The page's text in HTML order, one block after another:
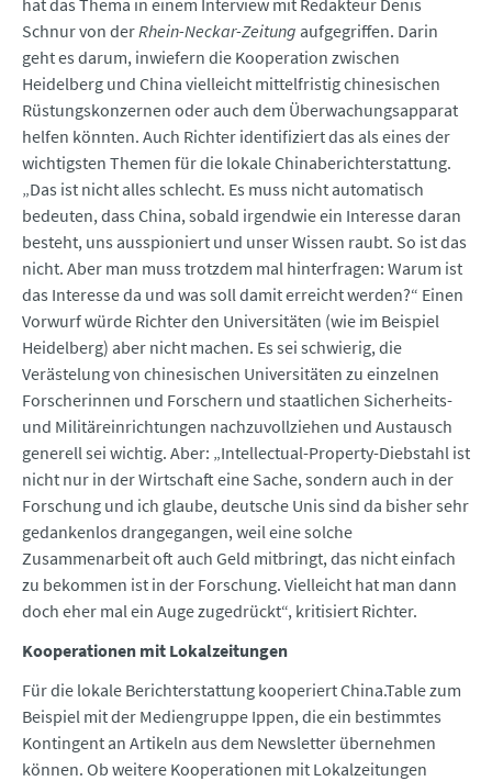
Schnur von derRhein-Neckar-Zeitung aufgegriffen. Darin
geht es darum, inwiefern die Kooperation zwischen
Heidelberg und China vielleicht mittelfristig chinesischen
Rüstungskonzernen oder auch dem Überwachungsapparat
helfen könnten. Auch Richter identifiziert das als eines der
wichtigsten Themen für die lokale Chinaberichterstattung.
„Das ist nicht alles schlecht. Es muss nicht automatisch
bedeuten, dass China, sobald irgendwie ein Interesse daran
besteht, uns ausspioniert und unser Wissen raubt. So ist das
nicht. Aber man muss trotzdem mal hinterfragen: Warum ist
das Interesse da und was soll damit erreicht werden?“ Einen
Vorwurf würde Richter den Universitäten (wie im Beispiel
Heidelberg) aber nicht machen. Es sei schwierig, die
Verästelung von chinesischen Universitäten zu einzelnen
Forscherinnen und Forschern und staatlichen Sicherheits-
und Militäreinrichtungen nachzuvollziehen und Austausch
generell sei wichtig. Aber: „Intellectual-Property-Diebstahl ist
nicht nur in der Wirtschaft eine Sache, sondern auch in der
Forschung und ich glaube, deutsche Unis sind da bisher sehr
gedankenlos drangegangen, weil eine solche
Zusammenarbeit oft auch Geld mitbringt, das nicht einfach
zu bekommen ist in der Forschung. Vielleicht hat man dann
doch eher mal ein Auge zugedrückt“, kritisiert Richter.
Kooperationen mit Lokalzeitungen
Für die lokale Berichterstattung kooperiert China.Table zum
Beispiel mit der Mediengruppe Ippen, die ein bestimmtes
Kontingent an Artikeln aus dem Newsletter übernehmen
können. Ob weitere Kooperationen mit Lokalzeitungen